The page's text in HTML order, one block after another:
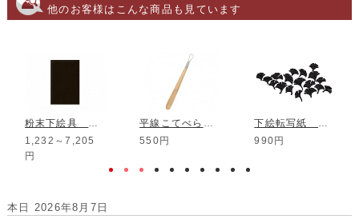
他のお客様はこんな商品も見ています
1,232～7,205
円
550円
990円
本日 2026年8月7日